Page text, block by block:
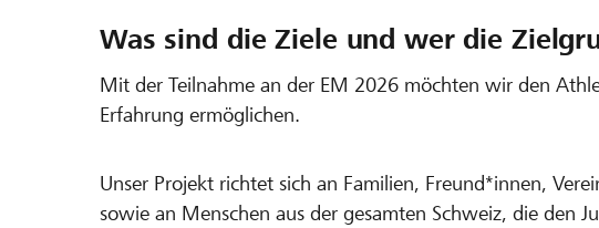
Was sind die Ziele und wer die
Mit der Teilnahme an der EM 2026 möchten wir den
Erfahrung ermöglichen.
Unser Projekt richtet sich an Familien, Freund*innen,
sowie an Menschen aus der gesamten Schweiz, die den